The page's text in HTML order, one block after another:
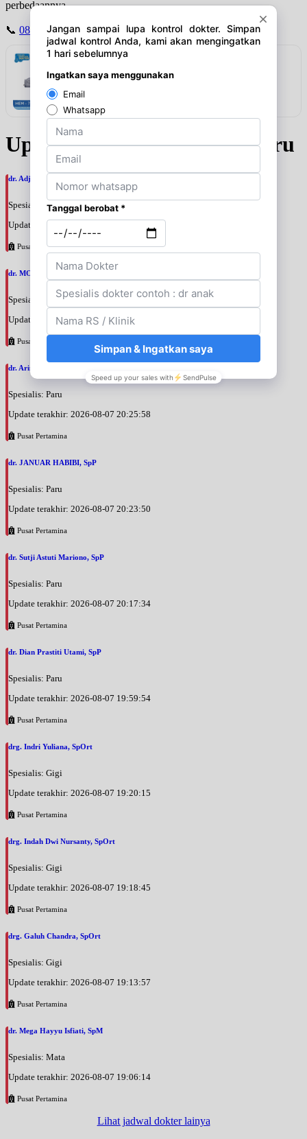
perbedaannya.
📞 0813 1703 0679 (WA)| 📩 info@doktersiaga.com
Rekomendasi
Omron Tensimeter Digital HEM-7124
Update Jadwal Dokter terbaru
dr. Adji Suprajitno, SpPD
Spesialis: Penyakit Dalam
Update terakhir: 2026-08-07 20:37:59
Pusat Pertamina
dr. MOCHAMAD PASHA, SpPD
Spesialis: Penyakit Dalam
Update terakhir: 2026-08-07 20:35:45
Pusat Pertamina
dr. Arini Purwono, SpP
Spesialis: Paru
Update terakhir: 2026-08-07 20:25:58
Pusat Pertamina
dr. JANUAR HABIBI, SpP
Spesialis: Paru
Update terakhir: 2026-08-07 20:23:50
Pusat Pertamina
dr. Sutji Astuti Mariono, SpP
Spesialis: Paru
Update terakhir: 2026-08-07 20:17:34
Pusat Pertamina
dr. Dian Prastiti Utami, SpP
Spesialis: Paru
Update terakhir: 2026-08-07 19:59:54
Pusat Pertamina
drg. Indri Yuliana, SpOrt
Spesialis: Gigi
Update terakhir: 2026-08-07 19:20:15
Pusat Pertamina
drg. Indah Dwi Nursanty, SpOrt
Spesialis: Gigi
Update terakhir: 2026-08-07 19:18:45
Pusat Pertamina
drg. Galuh Chandra, SpOrt
Spesialis: Gigi
Update terakhir: 2026-08-07 19:13:57
Pusat Pertamina
dr. Mega Hayyu Isfiati, SpM
Spesialis: Mata
Update terakhir: 2026-08-07 19:06:14
Pusat Pertamina
Lihat jadwal dokter lainya